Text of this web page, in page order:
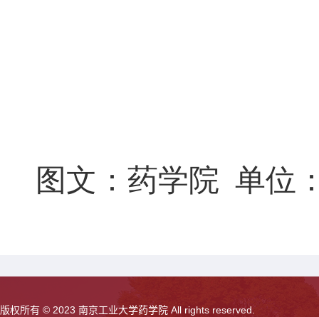
图文：药学院  单位
版权所有 © 2023 南京工业大学药学院 All rights reserved.